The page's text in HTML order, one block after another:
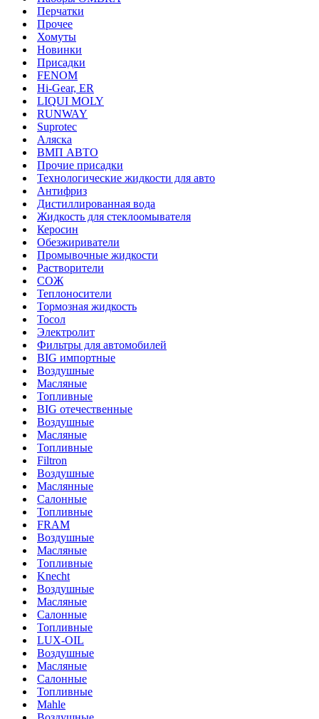
Перчатки
Прочее
Хомуты
Новинки
Присадки
FENOM
Hi-Gear, ER
LIQUI MOLY
RUNWAY
Suprotec
Аляска
ВМП АВТО
Прочие присадки
Технологические жидкости для авто
Антифриз
Дистиллированная вода
Жидкость для стеклоомывателя
Керосин
Обезжириватели
Промывочные жидкости
Растворители
СОЖ
Теплоносители
Тормозная жидкость
Тосол
Электролит
Фильтры для автомобилей
BIG импортные
Воздушные
Масляные
Топливные
BIG отечественные
Воздушные
Масляные
Топливные
Filtron
Воздушные
Маслянные
Салонные
Топливные
FRAM
Воздушные
Масляные
Топливные
Knecht
Воздушные
Масляные
Салонные
Топливные
LUX-OIL
Воздушные
Масляные
Салонные
Топливные
Mahle